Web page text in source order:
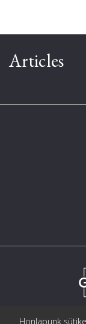
Articles
Honlapunk